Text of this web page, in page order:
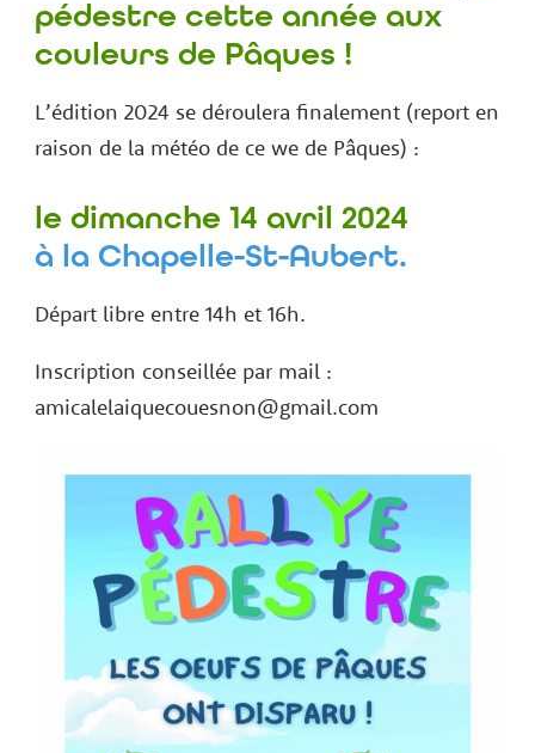
pédestre cette année aux
couleurs de Pâques !
L’édition 2024 se déroulera finalement (report en
raison de la météo de ce we de Pâques) :
le dimanche 14 avril 2024
à la Chapelle-St-Aubert.
Départ libre entre 14h et 16h.
Inscription conseillée par mail :
amicalelaiquecouesnon@gmail.com